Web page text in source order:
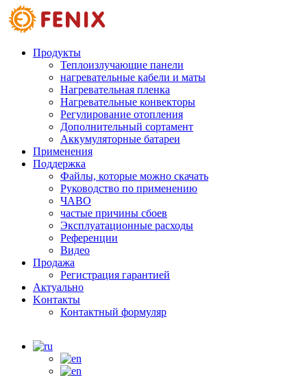
Skip to main content
Продукты
Теплоизлучающие панели
нагревательные кабели и маты
Нагревательная пленка
Нагревательные конвекторы
Регулирование отопления
Дополнительный сортамент
Аккумуляторные батареи
Применения
Поддержкa
Файлы, которые можно скачать
Руководство по применению
ЧАВО
частые причины сбоев
Эксплуатационные расходы
Pеференции
Видео
Продажа
Регистрация гарантией
Aктуально
Kонтакты
Контактный формуляр